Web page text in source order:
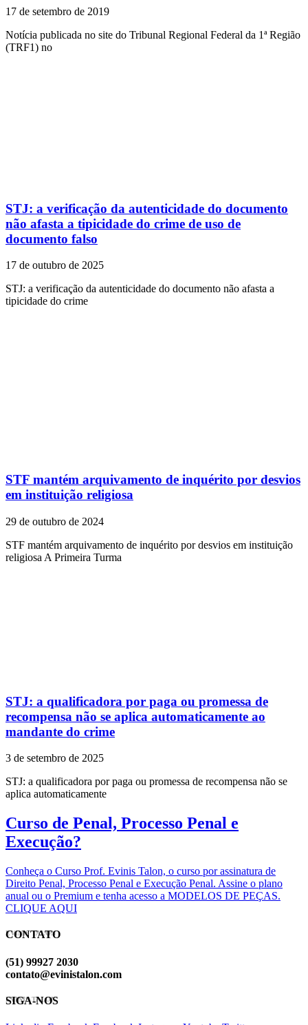
17 de setembro de 2019
Notícia publicada no site do Tribunal Regional Federal da 1ª Região
(TRF1) no
STJ: a verificação da autenticidade do documento
não afasta a tipicidade do crime de uso de
documento falso
17 de outubro de 2025
STJ: a verificação da autenticidade do documento não afasta a
tipicidade do crime
STF mantém arquivamento de inquérito por desvios
em instituição religiosa
29 de outubro de 2024
STF mantém arquivamento de inquérito por desvios em instituição
religiosa A Primeira Turma
STJ: a qualificadora por paga ou promessa de
recompensa não se aplica automaticamente ao
mandante do crime
3 de setembro de 2025
STJ: a qualificadora por paga ou promessa de recompensa não se
aplica automaticamente
Curso de Penal, Processo Penal e
Execução?
Conheça o Curso Prof. Evinis Talon, o curso por assinatura de
Direito Penal, Processo Penal e Execução Penal. Assine o plano
anual ou o Premium e tenha acesso a MODELOS DE PEÇAS.
CLIQUE AQUI
EVINIS TALON
CONTATO
(51) 99927 2030
contato@evinistalon.com
EVINIS TALON
SIGA-NOS